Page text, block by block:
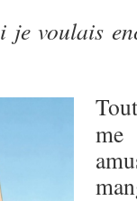
voulais